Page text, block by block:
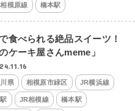
模原線 橋本駅
食べられる絶品スイーツ！
のケーキ屋さんmeme」
県 相模原市緑区 JR横浜線
JR相模線 橋本駅